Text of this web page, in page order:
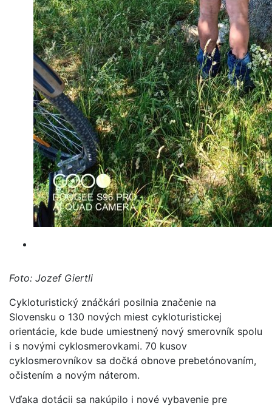
Foto: Jozef Giertli
Cykloturistický znáčkári posilnia značenie na
Slovensku o 130 nových miest cykloturistickej
orientácie, kde bude umiestnený nový smerovník spolu
i s novými cyklosmerovkami. 70 kusov
cyklosmerovníkov sa dočká obnove prebetónovaním,
očistením a novým náterom.
Vďaka dotácii sa nakúpilo i nové vybavenie pre